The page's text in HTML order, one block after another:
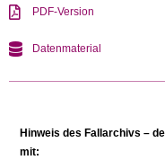
PDF-Version
Datenmaterial
Hinweis des Fallarchivs –
mit: